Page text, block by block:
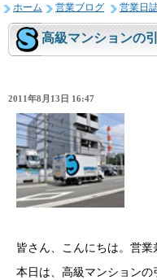
ホーム 営業ブログ 営業日
高級マンションの
2011年8月13日 16:47
皆さん、こんにちは。営業
本日は、高級マンションの